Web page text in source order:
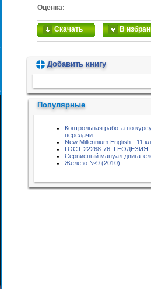
Оценка:
Скачать В
Добавить книгу
Популярные
Контрольная работа по
передачи
New Millennium English - 11
ГОСТ 22268-76. ГЕОДЕЗИЯ.
Сервисный мануал
Железо №9 (2010)